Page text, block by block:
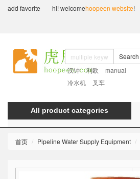
add favorite hi! welcomehoopeen website!
Search
汉钟
利欧
manual
冷水机
叉车
All product categories
首页 Pipeline Water Supply Equipment